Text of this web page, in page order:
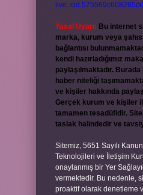
Yasal Uyarı: Bu internet
marka, kurum veya
bağlantısı
kendi hazırladığımız
paylaşılmaktadır.
haber niteliği
ve kişiler hakkında
Gerçek kurum ve kişiler
tamamen tesadüfidir.
taslak halindedir ve
Sitemiz, 5651 Sayılı
Teknolojileri ve İletişim
onaylanmış bir Yer
vermektedir. Bu nedenle,
proaktif olarak denetleme